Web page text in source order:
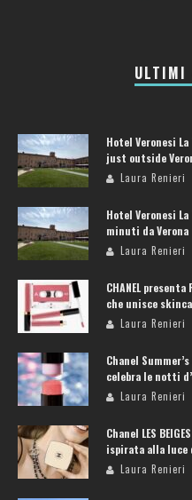
ULTIMI
Hotel Veronesi
just outside
Laura Renieri
Hotel Veronesi
minuti da Verona
Laura Renieri
CHANEL
che unisce
Laura Renieri
Chanel
celebra le notti
Laura Renieri
Chanel LES
ispirata alla
Laura Renieri